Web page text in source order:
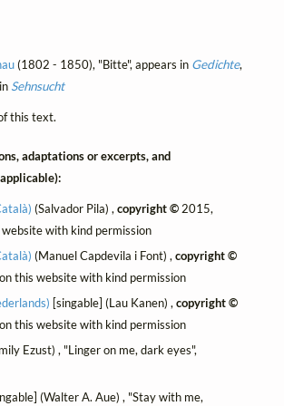
(1802 - 1850), "Bitte", appears in Gedichte,
Sehnsucht
this text.
adaptations or excerpts, and
(Salvador Pila) ,copyright © 2015,
with kind permission
(Manuel Capdevila i Font) ,copyright ©
this website with kind permission
[singable] (Lau Kanen) ,copyright ©
this website with kind permission
Ezust) , "Linger on me, dark eyes",
(Walter A. Aue) , "Stay with me,